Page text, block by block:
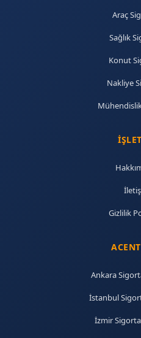
Araç
Sağlık
Konut
Nakliye
Gizlilik
Ankara
İstanbul
İzmir